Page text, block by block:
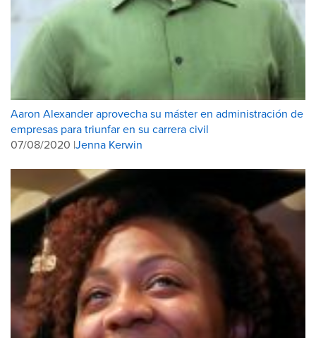
Aaron Alexander aprovecha su máster en administración de
empresas para triunfar en su carrera civil
07/08/2020 |Jenna Kerwin